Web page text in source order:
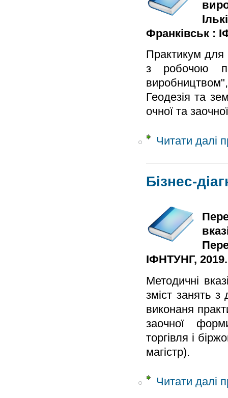
Франківськ :
Практикум для
з робочою
Геодезія та
очної та
Читати далі
Бізнес-
ІФНТУНГ,
Методичні
зміст занять з
виконаня
заочної
торгівля і
магістр).
Читати далі